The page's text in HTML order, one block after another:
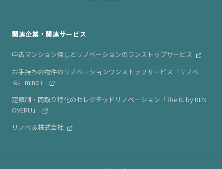
関連企業・関連サービス
中古マンション探しとリノベーションのワンストップサービス
お手持ちの物件のリノベーションワンストップサービス「リノベ
る。mine」
定額制・間取り特化のセレクテッドリノベーション「The R. by REN
OVERU」
リノベる株式会社